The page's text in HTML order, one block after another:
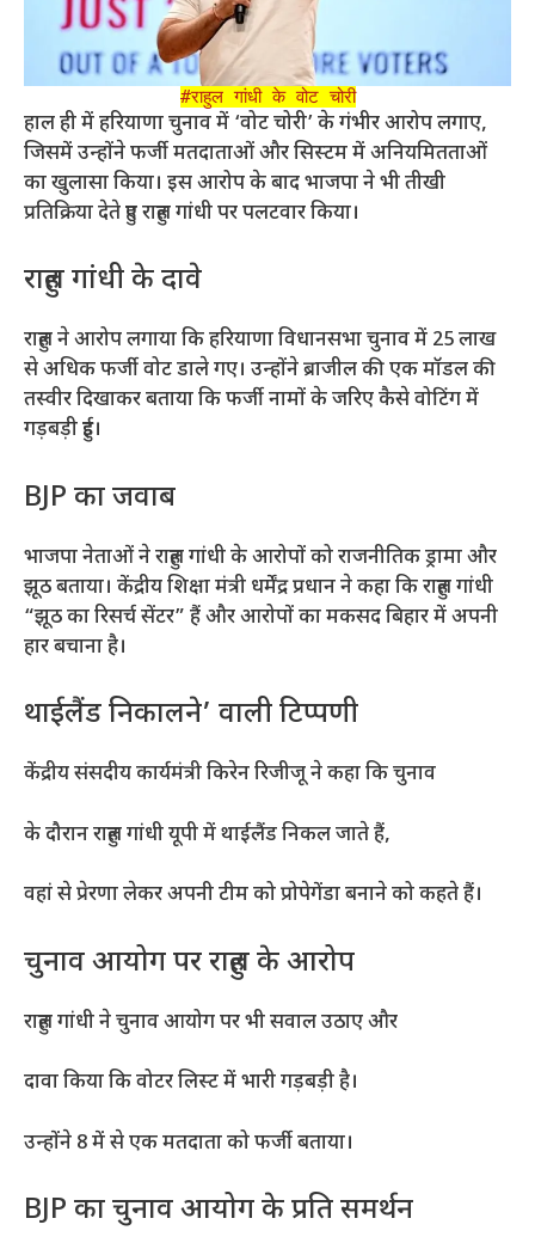
#राहुल गांधी के वोट चोरी
हाल ही में हरियाणा चुनाव में ‘वोट चोरी’ के गंभीर आरोप लगाए,
जिसमें उन्होंने फर्जी मतदाताओं और सिस्टम में अनियमितताओं
का खुलासा किया। इस आरोप के बाद भाजपा ने भी तीखी
प्रतिक्रिया देते हुए राहुल गांधी पर पलटवार किया।
राहुल गांधी के दावे
राहुल ने आरोप लगाया कि हरियाणा विधानसभा चुनाव में 25 लाख
से अधिक फर्जी वोट डाले गए। उन्होंने ब्राजील की एक मॉडल की
तस्वीर दिखाकर बताया कि फर्जी नामों के जरिए कैसे वोटिंग में
गड़बड़ी हुई।
BJP का जवाब
भाजपा नेताओं ने राहुल गांधी के आरोपों को राजनीतिक ड्रामा और
झूठ बताया। केंद्रीय शिक्षा मंत्री धर्मेंद्र प्रधान ने कहा कि राहुल गांधी
“झूठ का रिसर्च सेंटर” हैं और आरोपों का मकसद बिहार में अपनी
हार बचाना है।
थाईलैंड निकालने’ वाली टिप्पणी
केंद्रीय संसदीय कार्यमंत्री किरेन रिजीजू ने कहा कि चुनाव
के दौरान राहुल गांधी यूपी में थाईलैंड निकल जाते हैं,
वहां से प्रेरणा लेकर अपनी टीम को प्रोपेगेंडा बनाने को कहते हैं।
चुनाव आयोग पर राहुल के आरोप
राहुल गांधी ने चुनाव आयोग पर भी सवाल उठाए और
दावा किया कि वोटर लिस्ट में भारी गड़बड़ी है।
उन्होंने 8 में से एक मतदाता को फर्जी बताया।
BJP का चुनाव आयोग के प्रति समर्थन